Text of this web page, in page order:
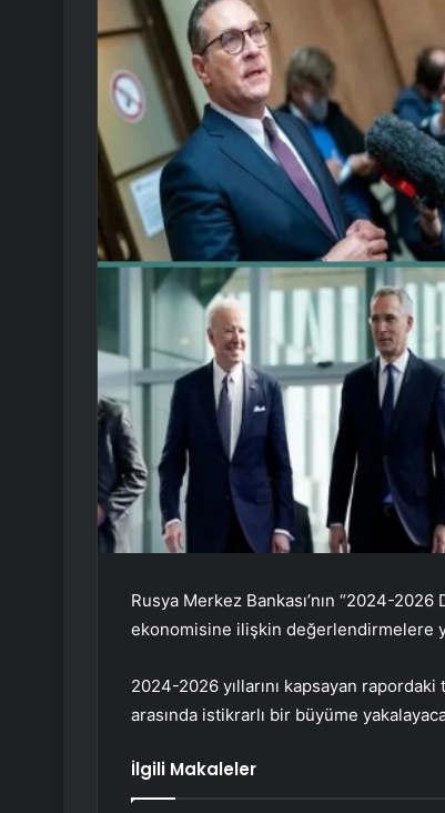
Rusya Merkez Bankası’nın “2024-2026
ekonomisine ilişkin değerlendirmelere
2024-2026 yıllarını kapsayan
arasında istikrarlı bir büyüme
İlgili Makaleler